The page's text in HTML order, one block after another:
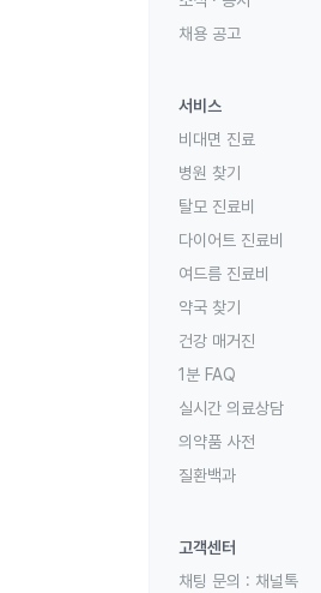
채용 공고
서비스
비대면 진료
병원 찾기
탈모 진료비
다이어트 진료비
여드름 진료비
약국 찾기
건강 매거진
1분 FAQ
실시간 의료상담
의약품 사전
질환백과
고객센터
채팅 문의 : 채널톡